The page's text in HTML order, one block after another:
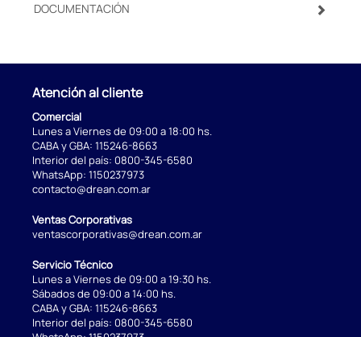
DOCUMENTACIÓN
Atención al cliente
Comercial
Lunes a Viernes de 09:00 a 18:00 hs.
CABA y GBA: 115246-8663
Interior del país: 0800-345-6580
WhatsApp: 1150237973
contacto@drean.com.ar
Ventas Corporativas
ventascorporativas@drean.com.ar
Servicio Técnico
Lunes a Viernes de 09:00 a 19:30 hs.
Sábados de 09:00 a 14:00 hs.
CABA y GBA: 115246-8663
Interior del país: 0800-345-6580